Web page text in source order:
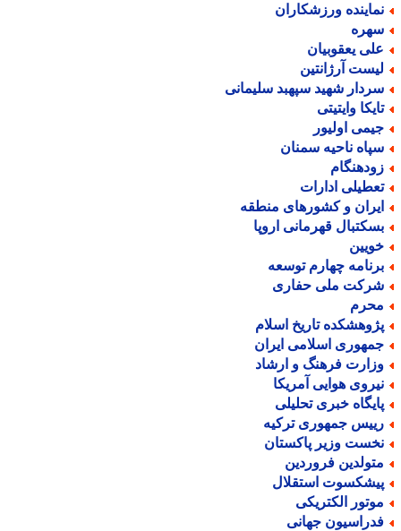
ورزشکاران
یعقوبیان
آرژانتین
شهید سپهبد سلیمانی
وایتیتی
اولیور
ناحیه سمنان
ادارات
و کشورهای منطقه
قهرمانی اروپا
چهارم توسعه
ملی حفاری
تاریخ اسلام
اسلامی ایران
فرهنگ و ارشاد
هوایی آمریکا
خبری تحلیلی
جمهوری ترکیه
وزیر پاکستان
فروردین
استقلال
الکتریکی
جهانی